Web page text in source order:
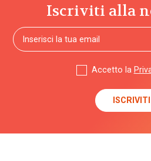
Iscriviti alla
Accetto la